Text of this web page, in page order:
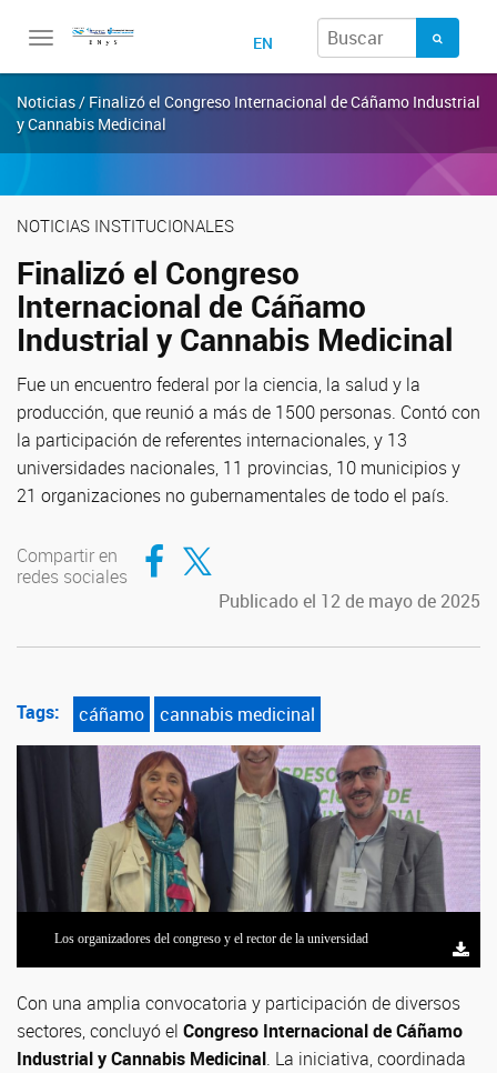
Toggle
EN
Noticias / Finalizó el Congreso Internacional de Cáñamo Industrial
y Cannabis Medicinal
NOTICIAS INSTITUCIONALES
Finalizó el Congreso
Internacional de Cáñamo
Industrial y Cannabis Medicinal
Fue un encuentro federal por la ciencia, la salud y la
producción, que reunió a más de 1500 personas. Contó con
la participación de referentes internacionales, y 13
universidades nacionales, 11 provincias, 10 municipios y
21 organizaciones no gubernamentales de todo el país.
Compartir en
redes sociales
Compartir en Facebook
Compartir en Twitter
Publicado el 12 de mayo de 2025
Tags: cáñamo cannabis medicinal
Los organizadores del congreso y el rector de la universidad
Con una amplia convocatoria y participación de diversos
sectores, concluyó el Congreso Internacional de Cáñamo
Industrial y Cannabis Medicinal. La iniciativa, coordinada